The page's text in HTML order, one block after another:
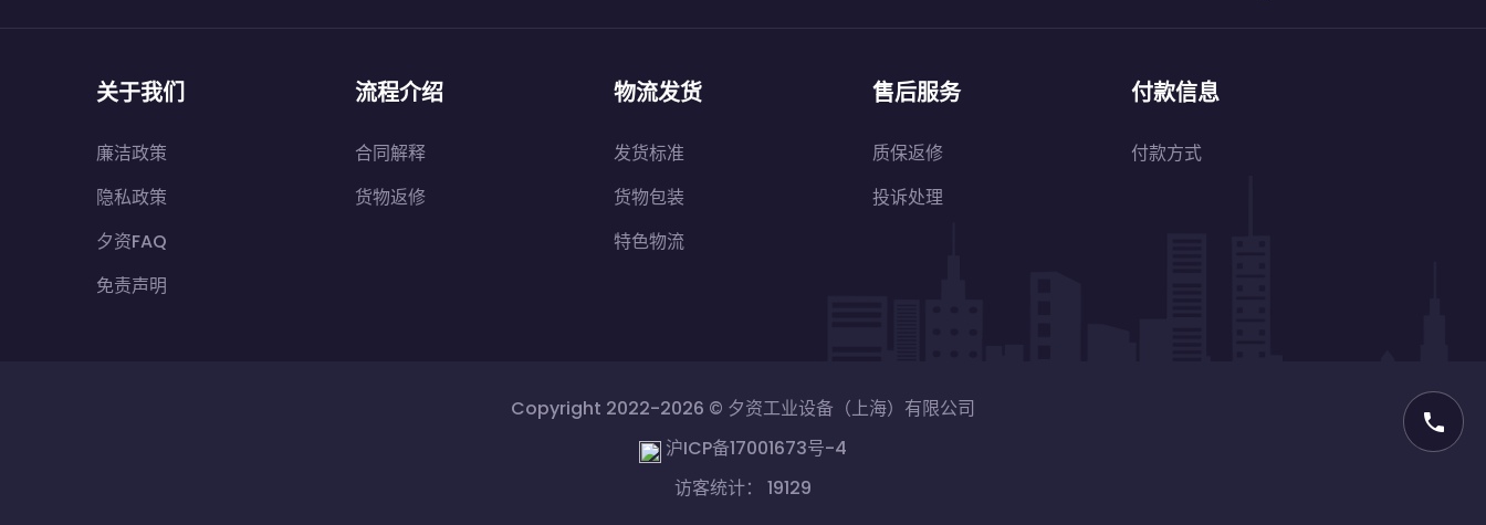
关于我们
廉洁政策
隐私政策
夕资FAQ
免责声明
流程介绍
合同解释
货物返修
物流发货
发货标准
货物包装
特色物流
售后服务
质保返修
投诉处理
付款信息
付款方式
Copyright 2022-2026 © 夕资工业设备（上海）有限公司
沪ICP备17001673号-4
访客统计： 19129
phone